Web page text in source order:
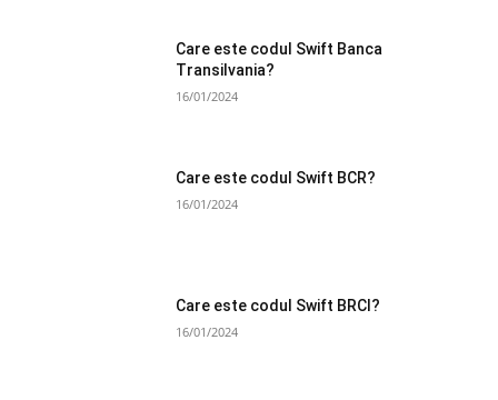
Care este codul Swift Banca
Transilvania?
16/01/2024
Care este codul Swift BCR?
16/01/2024
Care este codul Swift BRCI?
16/01/2024